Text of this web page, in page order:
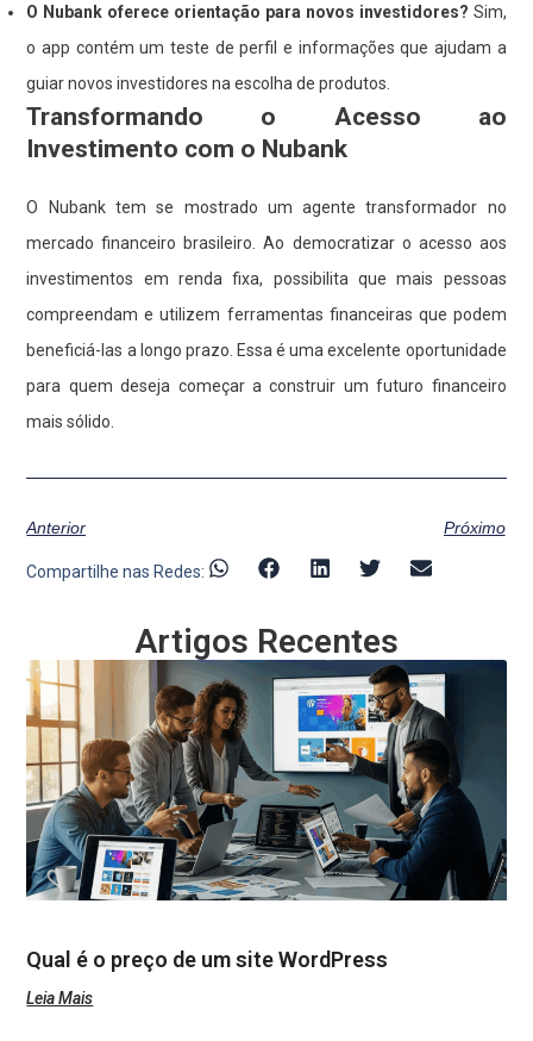
O Nubank oferece orientação para novos investidores? Sim,
o app contém um teste de perfil e informações que ajudam a
guiar novos investidores na escolha de produtos.
Transformando o Acesso ao
Investimento com o Nubank
O Nubank tem se mostrado um agente transformador no
mercado financeiro brasileiro. Ao democratizar o acesso aos
investimentos em renda fixa, possibilita que mais pessoas
compreendam e utilizem ferramentas financeiras que podem
beneficiá-las a longo prazo. Essa é uma excelente oportunidade
para quem deseja começar a construir um futuro financeiro
mais sólido.
Anterior Próximo
Compartilhe nas Redes:
Artigos Recentes
Qual é o preço de um site WordPress
Leia Mais